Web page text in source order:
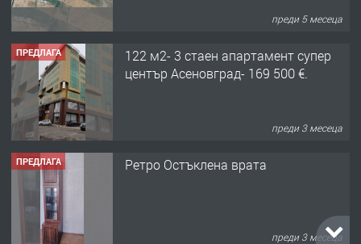
преди 5 месеца
ПРЕДЛАГА
122 м2- 3 стаен апартамент супер
център Асеновград- 169 500 €.
преди 3 месеца
ПРЕДЛАГА Ретро Остъклена врата
преди 3 месеца